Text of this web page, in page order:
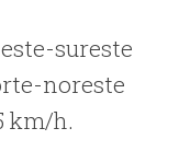
sureste
noreste
km/h.